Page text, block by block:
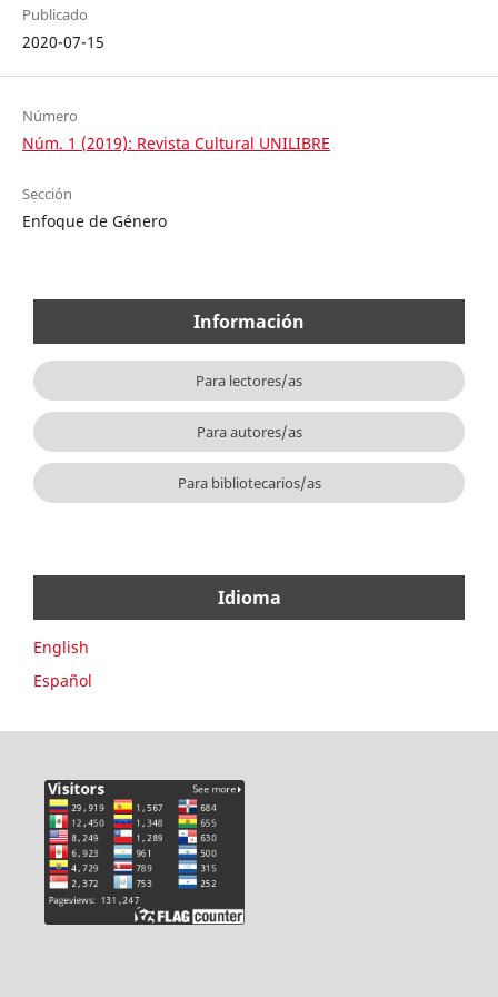
Publicado
2020-07-15
Número
Núm. 1 (2019): Revista Cultural UNILIBRE
Sección
Enfoque de Género
Información
Para lectores/as
Para autores/as
Para bibliotecarios/as
Idioma
English
Español